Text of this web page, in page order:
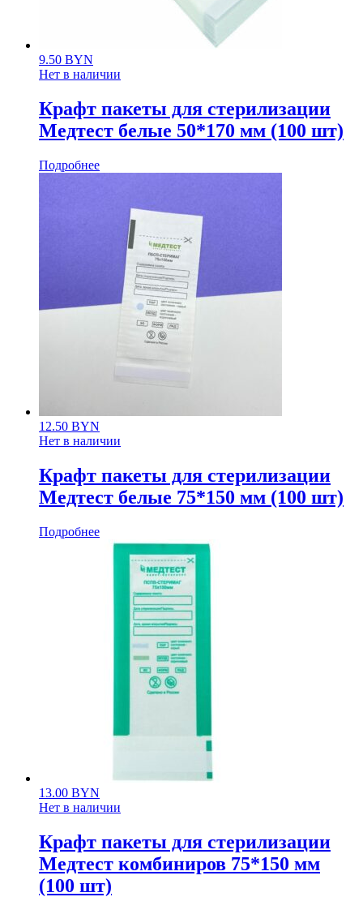
9.50 BYN
Нет в наличии
Крафт пакеты для стерилизации
Медтест белые 50*170 мм (100 шт)
Подробнее
12.50 BYN
Нет в наличии
Крафт пакеты для стерилизации
Медтест белые 75*150 мм (100 шт)
Подробнее
13.00 BYN
Нет в наличии
Крафт пакеты для стерилизации
Медтест комбиниров 75*150 мм
(100 шт)